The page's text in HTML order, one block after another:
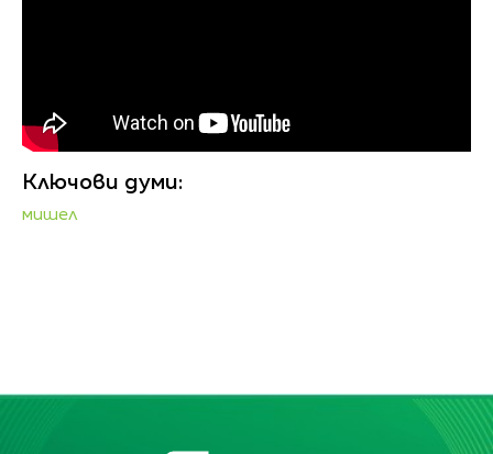
Ключови думи:
мишел